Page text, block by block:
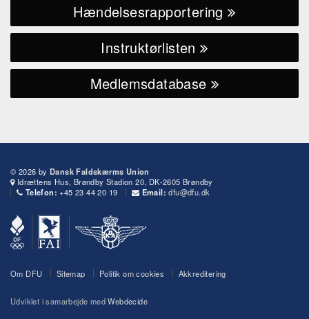
Hændelsesrapportering
Instruktørlisten
Medlemsdatabase
© 2026 by Dansk Faldskærms Union
Idrættens Hus, Brøndby Stadion 20, DK-2605 Brøndby
Telefon: +45 23 44 20 19 Email: dfu@dfu.dk
Om DFU Sitemap Politik om cookies Akkreditering
Udviklet i samarbejde medWebdecide